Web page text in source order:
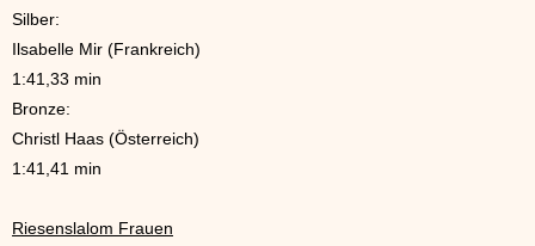
Silber:
Ilsabelle Mir (Frankreich)
1:41,33 min
Bronze:
Christl Haas (Österreich)
1:41,41 min
Riesenslalom Frauen